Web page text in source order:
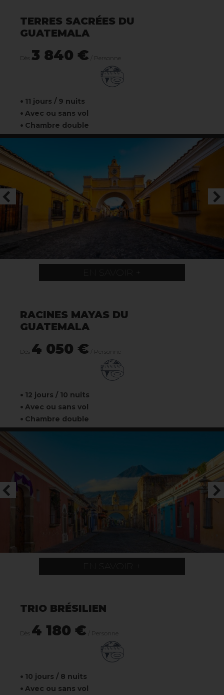
TERRES SACRÉES DU
GUATEMALA
Dès 3 840 € / Personne
11 jours / 9 nuits
Avec ou sans vol
Chambre double
EN SAVOIR +
RACINES MAYAS DU
GUATEMALA
Dès 4 050 € / Personne
12 jours / 10 nuits
Avec ou sans vol
Chambre double
EN SAVOIR +
TRIO BRÉSILIEN
Dès 4 180 € / Personne
10 jours / 8 nuits
Avec ou sans vol